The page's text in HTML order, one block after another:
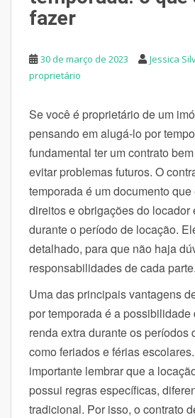
fazer
30 de março de 2023 Jessica
proprietário
Se você é proprietário de um
pensando em alugá-lo por
fundamental ter um contrato
evitar problemas futuros. O
temporada é um documento
direitos e obrigações do locador
durante o período de locação.
detalhado, para que não haja
responsabilidades de cada parte.
Uma das principais vantagens
por temporada é a possibilidade
renda extra durante os períodos
como feriados e férias
importante lembrar que a
possui regras específicas,
tradicional. Por isso, o contrato